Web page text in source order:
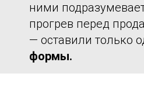
ними
прогрев перед
— оставили только
формы.